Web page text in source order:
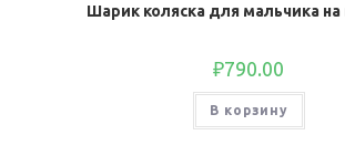
Шарик коляска для мальчика на
₽790.00
В корзину